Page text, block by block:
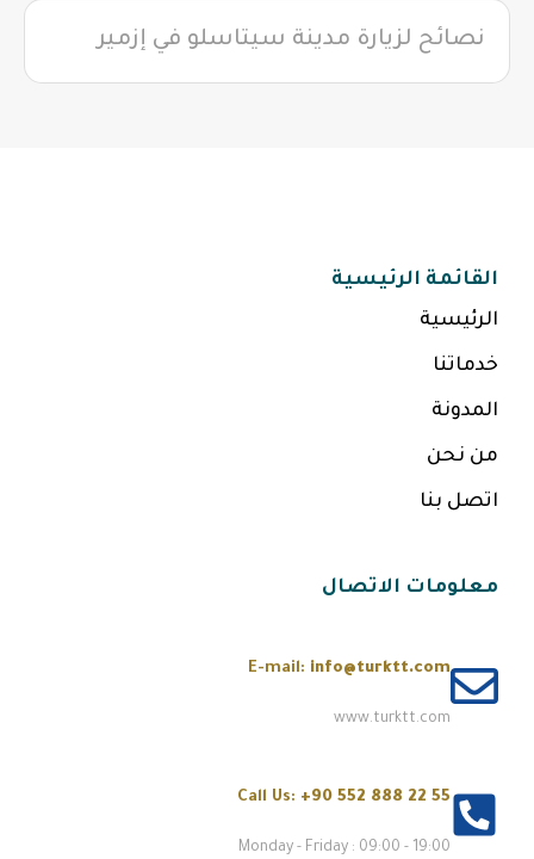
نصائح لزيارة مدينة سيتاسلو في إزمير
القائمة الرئيسية
الرئيسية
خدماتنا
المدونة
من نحن
اتصل بنا
معلومات الاتصال
E-mail: info@turktt.com
www.turktt.com
Call Us: +90 552 888 22 55
Monday - Friday : 09:00 - 19:00